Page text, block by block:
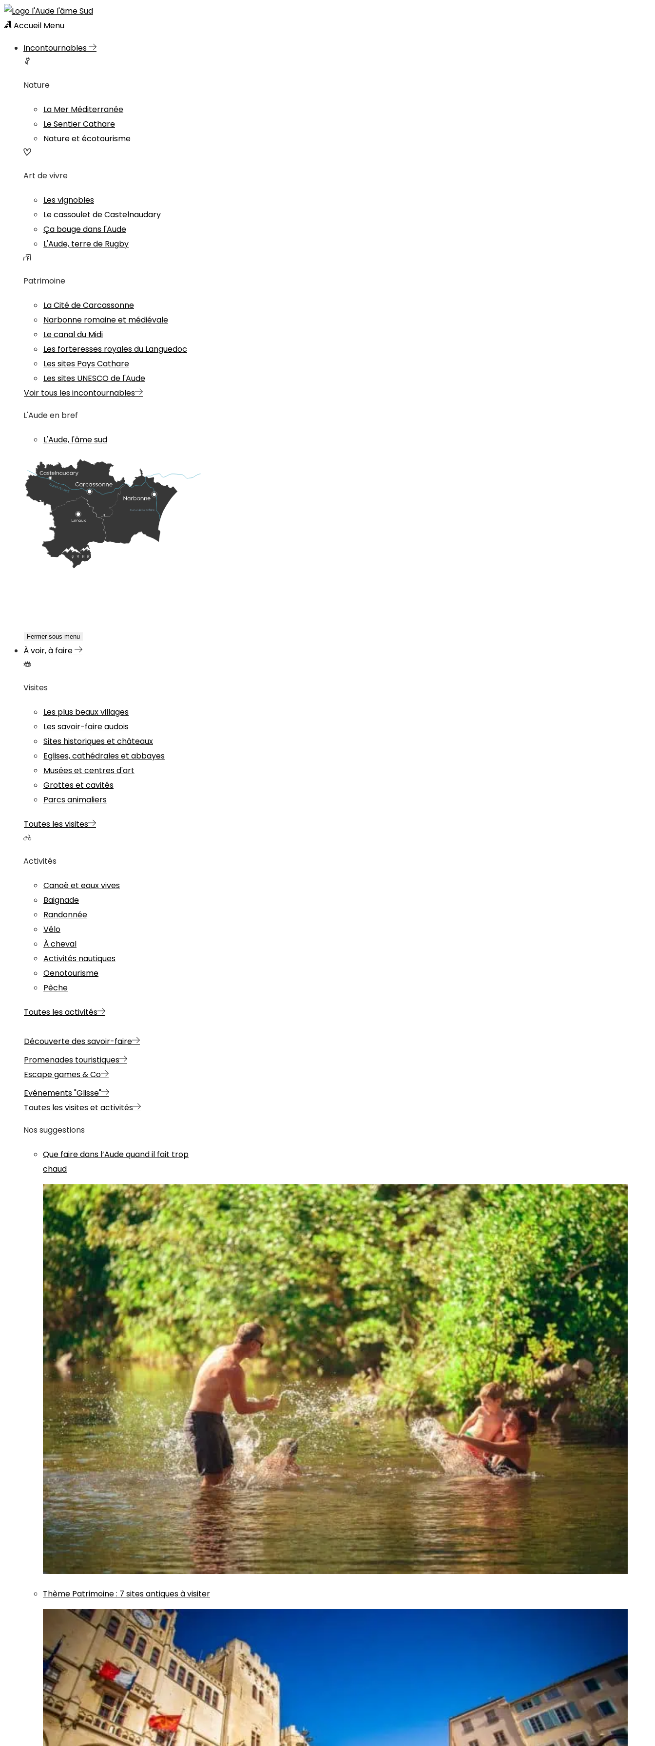
Accueil Menu
Incontournables
Nature
La Mer Méditerranée
Le Sentier Cathare
Nature et écotourisme
Art de vivre
Les vignobles
Le cassoulet de Castelnaudary
Ça bouge dans l'Aude
L'Aude, terre de Rugby
Patrimoine
La Cité de Carcassonne
Narbonne romaine et médiévale
Le canal du Midi
Les forteresses royales du Languedoc
Les sites Pays Cathare
Les sites UNESCO de l'Aude
Voir tous les incontournables
L'Aude en bref
L'Aude, l'âme sud
Fermer sous-menu
À voir, à faire
Visites
Les plus beaux villages
Les savoir-faire audois
Sites historiques et châteaux
Eglises, cathédrales et abbayes
Musées et centres d'art
Grottes et cavités
Parcs animaliers
Toutes les visites
Activités
Canoë et eaux vives
Baignade
Randonnée
Vélo
À cheval
Activités nautiques
Oenotourisme
Pêche
Toutes les activités
Découverte des savoir-faire
Promenades touristiques
Escape games & Co
Evénements "Glisse"
Toutes les visites et activités
Nos suggestions
Que faire dans l’Aude quand il fait trop
chaud
Thème Patrimoine: 7 sites antiques à visiter